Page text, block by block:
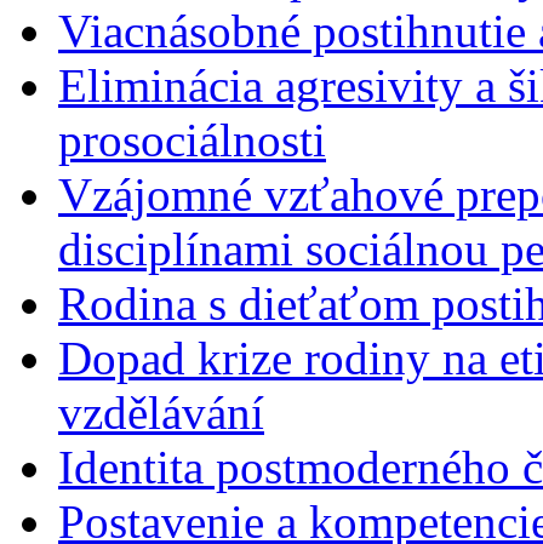
Viacnásobné
Eliminácia agresivity a
prosociálnosti
Vzájomné vzťahové
disciplínami sociálnou
Rodina s dieťaťom
Dopad krize rodiny na
vzdělávání
Identita postmoderného
Postavenie a